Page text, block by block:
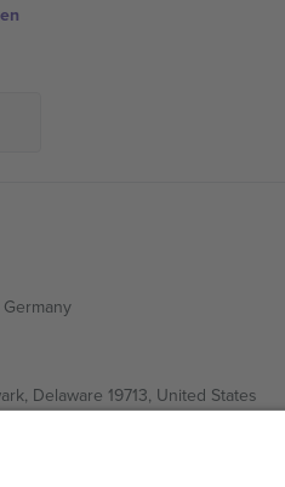
Delaware 19713, United States